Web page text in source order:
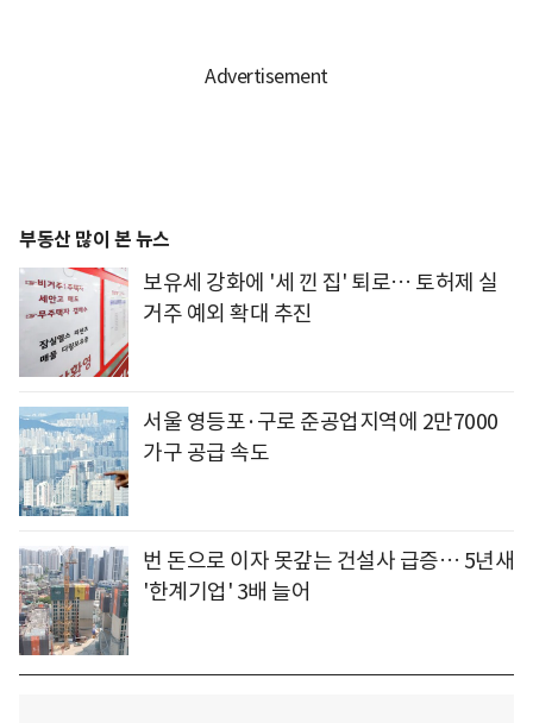
부동산 많이 본 뉴스
보유세 강화에 '세 낀 집' 퇴로… 토허제 실
거주 예외 확대 추진
서울 영등포·구로 준공업지역에 2만7000
가구 공급 속도
번 돈으로 이자 못갚는 건설사 급증… 5년새
'한계기업' 3배 늘어